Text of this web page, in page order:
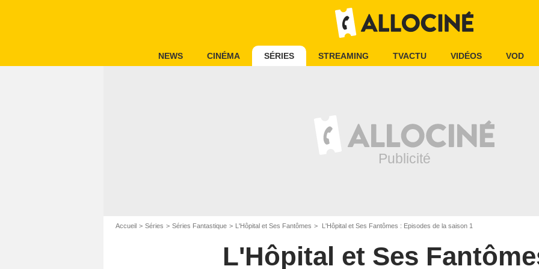
NEWS CINÉMA SÉRIES STREAMING TVACTU VIDÉOS VOD
Accueil Séries Séries Fantastique L'Hôpital et Ses Fantômes L'Hôpital et Ses Fantômes : Episodes de la saison 1
L'Hôpital et Ses